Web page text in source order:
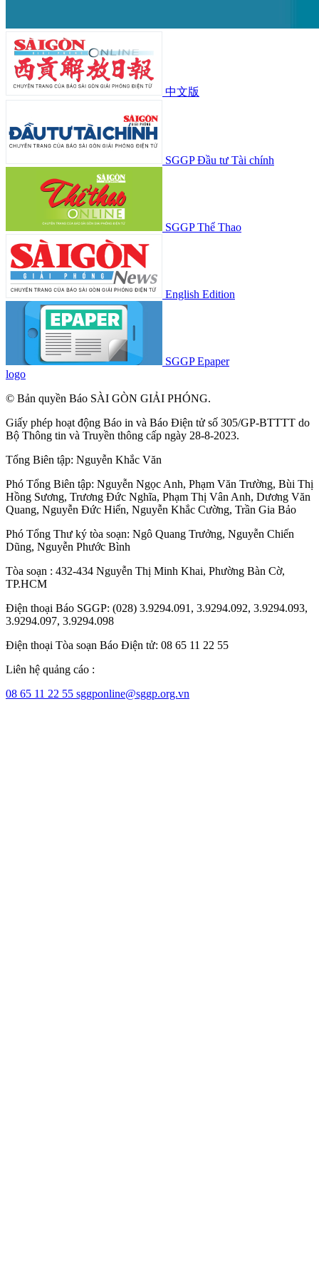
中文版
SGGP Đầu tư Tài chính
SGGP Thể Thao
English Edition
SGGP Epaper
logo
© Bản quyền Báo SÀI GÒN GIẢI PHÓNG.
Giấy phép hoạt động Báo in và Báo Điện tử số 305/GP-BTTTT do
Bộ Thông tin và Truyền thông cấp ngày 28-8-2023.
Tổng Biên tập: Nguyễn Khắc Văn
Phó Tổng Biên tập: Nguyễn Ngọc Anh, Phạm Văn Trường, Bùi Thị
Hồng Sương, Trương Đức Nghĩa, Phạm Thị Vân Anh, Dương Văn
Quang, Nguyễn Đức Hiển, Nguyễn Khắc Cường, Trần Gia Bảo
Phó Tổng Thư ký tòa soạn: Ngô Quang Trưởng, Nguyễn Chiến
Dũng, Nguyễn Phước Bình
Tòa soạn : 432-434 Nguyễn Thị Minh Khai, Phường Bàn Cờ,
TP.HCM
Điện thoại Báo SGGP: (028) 3.9294.091, 3.9294.092, 3.9294.093,
3.9294.097, 3.9294.098
Điện thoại Tòa soạn Báo Điện tử: 08 65 11 22 55
Liên hệ quảng cáo :
08 65 11 22 55 sggponline@sggp.org.vn